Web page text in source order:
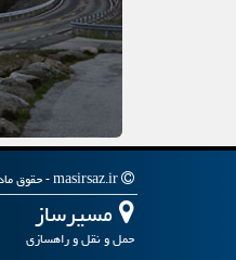
مسیرساز
حمل و نقل و راهسازی